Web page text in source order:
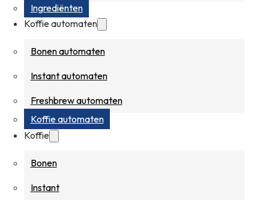
Ingrediënten
Koffie automaten
Bonen automaten
Instant automaten
Freshbrew automaten
Koffie automaten
Koffie
Bonen
Instant